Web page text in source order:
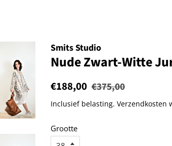
Smits Studio
Nude Zwart-Witte
Normale
€188,00 Aanbiedingsprijs
€375,00
Inclusief belasting. Verzendkosten
Grootte